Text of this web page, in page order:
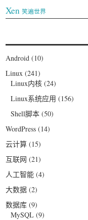
Xen 笑遍世界
Android (10)
Linux (241)
Linux内核 (24)
Linux系统应用 (156)
Shell脚本 (50)
WordPress (14)
云计算 (15)
互联网 (21)
人工智能 (4)
大数据 (2)
数据库 (9)
MySQL (9)